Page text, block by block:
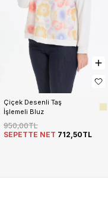
Çiçek Desenli Taş
İşlemeli Bluz
950,00TL
SEPETTE NET 712,50TL